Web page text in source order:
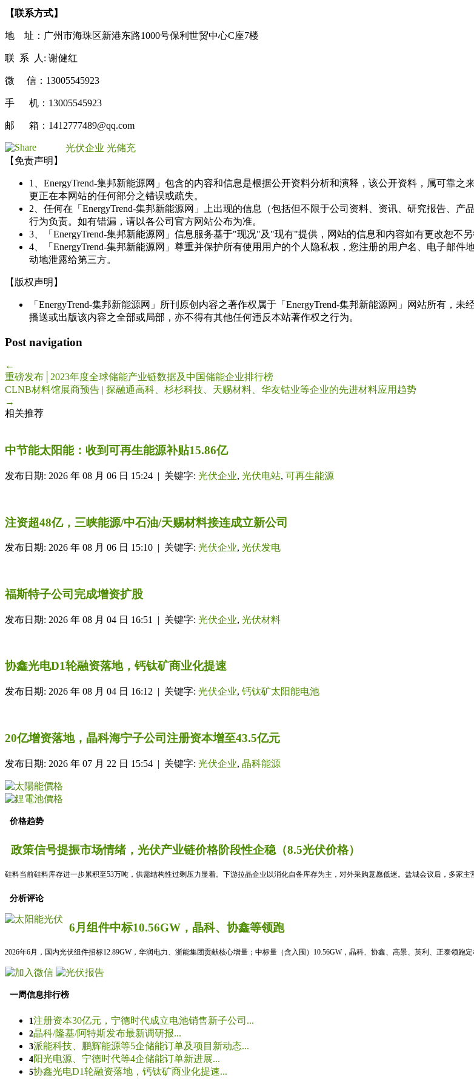
【联系方式】
地 址：广州市海珠区新港东路1000号保利世贸中心C座7楼
联 系 人: 谢健红
微 信：13005545923
手 机：13005545923
邮 箱：1412777489@qq.com
光伏企业 光储充
【免责声明】
1、EnergyTrend-集邦新能源网」包含的内容和信息是根据公开资料分析和演释，该公开资料，属可靠
更正在本网站的任何部分之错误或疏失。
2、任何在「EnergyTrend-集邦新能源网」上出现的信息（包括但不限于公司资料、资讯、研究报告、
行为负责。如有错漏，请以各公司官方网站公布为准。
3、「EnergyTrend-集邦新能源网」信息服务基于"现况"及"现有"提供，网站的信息和内容如有更改恕不另
4、「EnergyTrend-集邦新能源网」尊重并保护所有使用用户的个人隐私权，您注册的用户名、电子邮
动地泄露给第三方。
【版权声明】
「EnergyTrend-集邦新能源网」所刊原创内容之著作权属于「EnergyTrend-集邦新能源网」网站所有，
播送或出版该内容之全部或局部，亦不得有其他任何违反本站著作权之行为。
Post navigation
←
重磅发布│2023年度全球储能产业链数据及中国储能企业排行榜
CLNB材料馆展商预告 | 探融通高科、杉杉科技、天赐材料、华友钴业等企业的先进材料应用趋势
→
相关推荐
中节能太阳能：收到可再生能源补贴15.86亿
发布日期: 2026 年 08 月 06 日 15:24 | 关键字: 光伏企业, 光伏电站, 可再生能源
注资超48亿，三峡能源/中石油/天赐材料接连成立新公司
发布日期: 2026 年 08 月 06 日 15:10 | 关键字: 光伏企业, 光伏发电
福斯特子公司完成增资扩股
发布日期: 2026 年 08 月 04 日 16:51 | 关键字: 光伏企业, 光伏材料
协鑫光电D1轮融资落地，钙钛矿商业化提速
发布日期: 2026 年 08 月 04 日 16:12 | 关键字: 光伏企业, 钙钛矿太阳能电池
20亿增资落地，晶科海宁子公司注册资本增至43.5亿元
发布日期: 2026 年 07 月 22 日 15:54 | 关键字: 光伏企业, 晶科能源
价格趋势
政策信号提振市场情绪，光伏产业链价格阶段性企稳（8.5光伏价格）
硅料当前硅料库存进一步累积至53万吨，供需结构性过剩压力显着。下游拉晶企业以消化自备库存为主，对外采购意愿低迷。盐城会议后，多家
分析评论
6月组件中标10.56GW，晶科、协鑫等领跑
2026年6月，国内光伏组件招标12.89GW，华润电力、浙能集团贡献核心增量；中标量（含入围）10.56GW，晶科、协鑫、高景、英利、正泰领跑定
一周信息排行榜
1注册资本30亿元，宁德时代成立电池销售新子公司...
2晶科/隆基/阿特斯发布最新调研报...
3派能科技、鹏辉能源等5企储能订单及项目新动态...
4阳光电源、宁德时代等4企储能订单新进展...
5协鑫光电D1轮融资落地，钙钛矿商业化提速...